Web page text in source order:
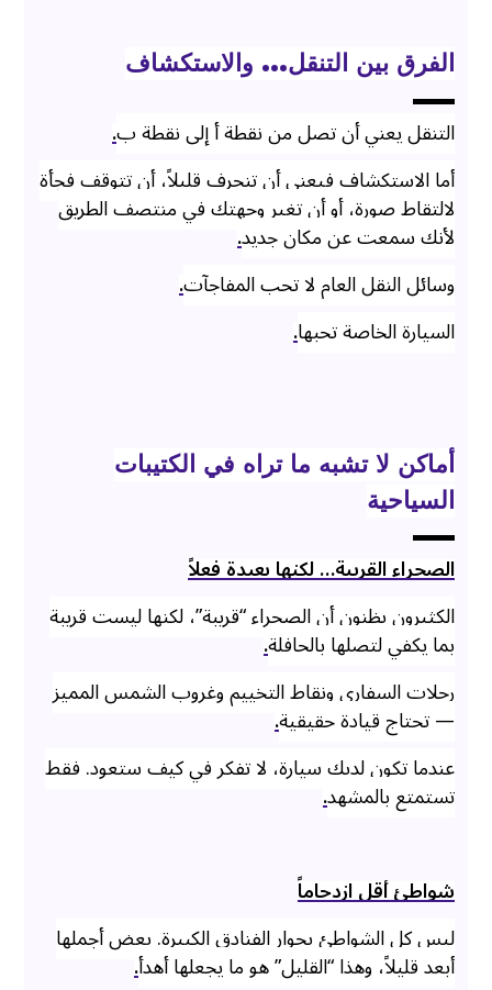
الفرق بين التنقل… والاستكشاف
التنقل يعني أن تصل من نقطة أ إلى نقطة ب.
أما الاستكشاف فيعني أن تنحرف قليلاً، أن تتوقف فجأة
لالتقاط صورة، أو أن تغير وجهتك في منتصف الطريق
لأنك سمعت عن مكان جديد.
وسائل النقل العام لا تحب المفاجآت.
السيارة الخاصة تحبها.
أماكن لا تشبه ما تراه في الكتيبات
السياحية
الصحراء القريبة… لكنها بعيدة فعلاً
الكثيرون يظنون أن الصحراء “قريبة”، لكنها ليست قريبة
بما يكفي لتصلها بالحافلة.
رحلات السفاري ونقاط التخييم وغروب الشمس المميز
— تحتاج قيادة حقيقية.
عندما تكون لديك سيارة، لا تفكر في كيف ستعود. فقط
تستمتع بالمشهد.
شواطئ أقل ازدحاماً
ليس كل الشواطئ بجوار الفنادق الكبيرة. بعض أجملها
أبعد قليلاً، وهذا “القليل” هو ما يجعلها أهدأ.